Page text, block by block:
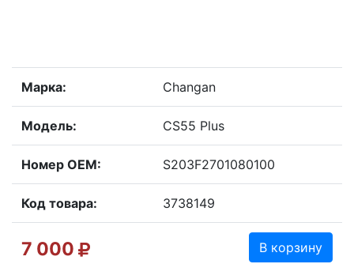
Марка: Changan
Модель: CS55 Plus
Номер OEM: S203F2701080100
Код товара: 3738149
7 000 В корзину